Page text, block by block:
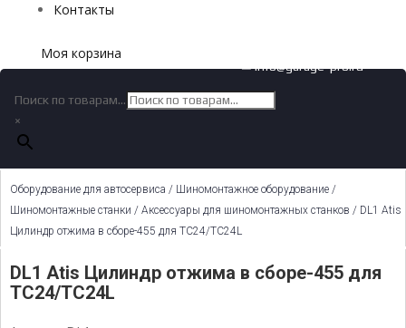
Контакты
Моя корзина
✉ info@garage-pro.ru
Поиск по товарам...
×
Оборудование для автосервиса / Шиномонтажное оборудование /
Шиномонтажные станки / Аксессуары для шиномонтажных станков / DL1 Atis
Цилиндр отжима в сборе-455 для TC24/TC24L
DL1 Atis Цилиндр отжима в сборе-455 для
TC24/TC24L